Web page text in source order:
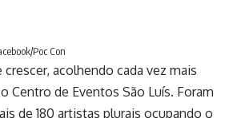
Poc Con
acolhendo cada vez mais
Centro de Eventos São Luís. Foram
de 180 artistas plurais ocupando o